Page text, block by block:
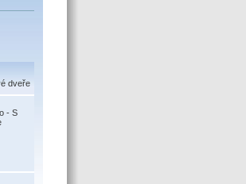
dveře
- S